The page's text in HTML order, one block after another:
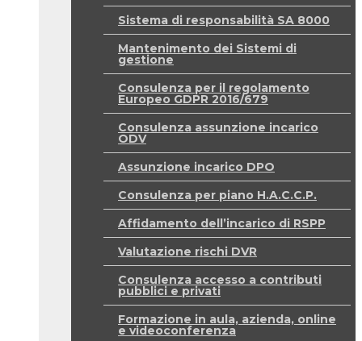
Sistema di responsabilità SA 8000
Mantenimento dei Sistemi di
gestione
Consulenza per il regolamento
Europeo GDPR 2016/679
Consulenza assunzione incarico
ODV
Assunzione incarico DPO
Consulenza per piano H.A.C.C.P.
Affidamento dell’incarico di RSPP
Valutazione rischi DVR
Consulenza accesso a contributi
pubblici e privati
Formazione in aula, azienda, online
e videoconferenza